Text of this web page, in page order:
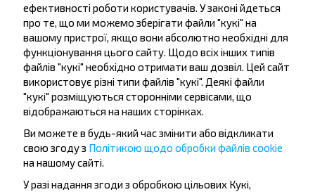
Бажаєте
подорожувати
дешевше?
Не пропусти акції, знижки та спеціальні
пропозиції, INFOBUS. Підпишись на розсилку та
ефективності роботи користувачів. У законі йдеться
про те, що ми можемо зберігати файли "кукі" на
вашому пристрої, якщо вони абсолютно необхідні для
функціонування цього сайту. Щодо всіх інших типів
файлів "кукі" необхідно отримати ваш дозвіл. Цей сайт
використовує різні типи файлів "кукі". Деякі файли
"кукі" розміщуються сторонніми сервісами, що
відображаються на наших сторінках.
Ви можете в будь-який час змінити або відкликати
свою згоду з Політикою щодо обробки файлів cookie
на нашому сайті.
У разі надання згоди з обробкою цільових Кукі,